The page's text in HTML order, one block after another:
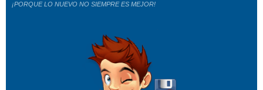
¡PORQUE LO NUEVO NO SIEMPRE ES MEJOR!